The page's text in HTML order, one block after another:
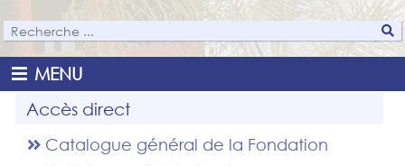
MENU
Accès direct
Catalogue général de la Fondation